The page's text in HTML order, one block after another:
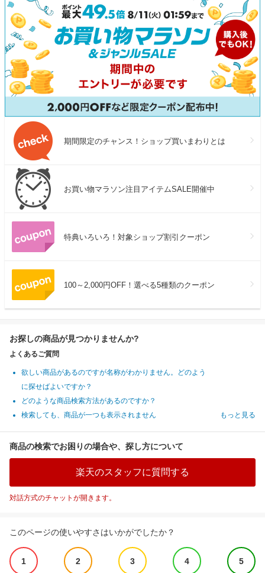
期間限定のチャンス！ショップ買いまわりとは
お買い物マラソン注目アイテムSALE開催中
特典いろいろ！対象ショップ割引クーポン
100～2,000円OFF！選べる5種類のクーポン
お探しの商品が見つかりませんか?
よくあるご質問
欲しい商品があるのですが名称がわかりません。どのよう
に探せばよいですか？
どのような商品検索方法があるのですか？
検索しても、商品が一つも表示されません
もっと見る
商品の検索でお困りの場合や、探し方について
楽天のスタッフに質問する
対話方式のチャットが開きます。
このページの使いやすさはいかがでしたか？
1 2 3 4 5